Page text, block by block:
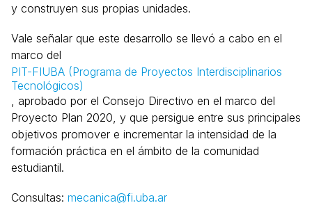
y construyen sus propias unidades.
Vale señalar que este desarrollo se llevó a cabo en el
marco del
PIT-FIUBA (Programa de Proyectos Interdisciplinarios
Tecnológicos)
, aprobado por el Consejo Directivo en el marco del
Proyecto Plan 2020, y que persigue entre sus principales
objetivos promover e incrementar la intensidad de la
formación práctica en el ámbito de la comunidad
estudiantil.
Consultas: mecanica@fi.uba.ar